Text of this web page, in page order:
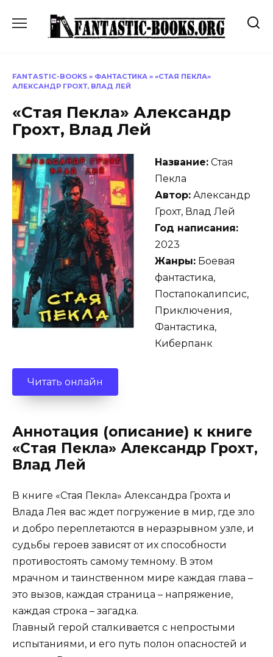
содержанию
FANTASTIC-BOOKS » ФАНТАСТИКА » «СТАЯ ПЕКЛА»
АЛЕКСАНДР ГРОХТ, ВЛАД ЛЕЙ
«Стая Пекла» Александр
Грохт, Влад Лей
Название: Стая
Пекла
Автор: Александр
Грохт, Влад Лей
Год написания:
2023
Жанры: Боевая
фантастика,
Постапокалипсис,
Приключения,
Фантастика,
Киберпанк
Читать онлайн
Аннотация (описание) к книге
«Стая Пекла» Александр Грохт,
Влад Лей
В книге «Стая Пекла» Александра Грохта и
Влада Лея вас ждет погружение в мир, где зло
и добро переплетаются в неразрывном узле, и
судьбы героев зависят от их способности
противостоять самому темному. В этом
мрачном и таинственном мире каждая глава –
это вызов, каждая страница – напряжение,
каждая строка – загадка.
Главный герой сталкивается с непростыми
испытаниями, и его путь полон опасностей и